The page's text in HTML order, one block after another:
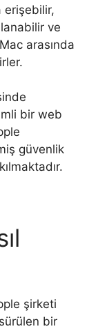
erişebilir,
ve
arasında
bir web
güvenlik
şirketi
bir